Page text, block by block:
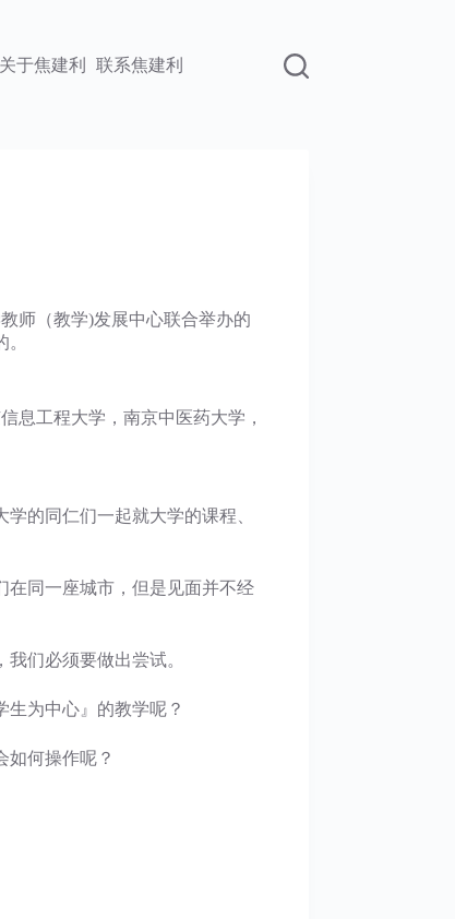
关于焦建利 联系焦建利
师（教学)发展中心联合举办的
息工程大学，南京中医药大学，
的同仁们一起就大学的课程、
在同一座城市，但是见面并不经
们必须要做出尝试。
为中心』的教学呢？
如何操作呢？